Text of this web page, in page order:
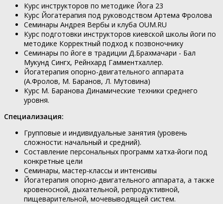
Курс инструкторов по методике Йога 23
Курс Йогатерапия под руководством Артема Фролова
Семинары Андрея Вербы и клуба OUM.RU
Курс подготовки инструкторов киевской школы йоги по
методике Корректный подход к позвоночнику
Семинары по йоге в традиции Д.Брахмачари - Бал
Мукунд Сингх, Рейнхард Гамментхаллер.
Йогатерапия опорно-двигательного аппарата
(А.Фролов, М. Баранов, Л. Мутовина)
Курс М. Баранова Динамические техники среднего
уровня.
Специализация:
Групповые и индивидуальные занятия (уровень
сложности: начальный и средний).
Составление персональных программ хатха-йоги под
конкретные цели
Семинары, мастер-классы и интенсивы
Йогатерапия опорно-двигательного аппарата, а также
кровеносной, дыхательной, репродуктивной,
пищеварительной, мочевыводящей систем.